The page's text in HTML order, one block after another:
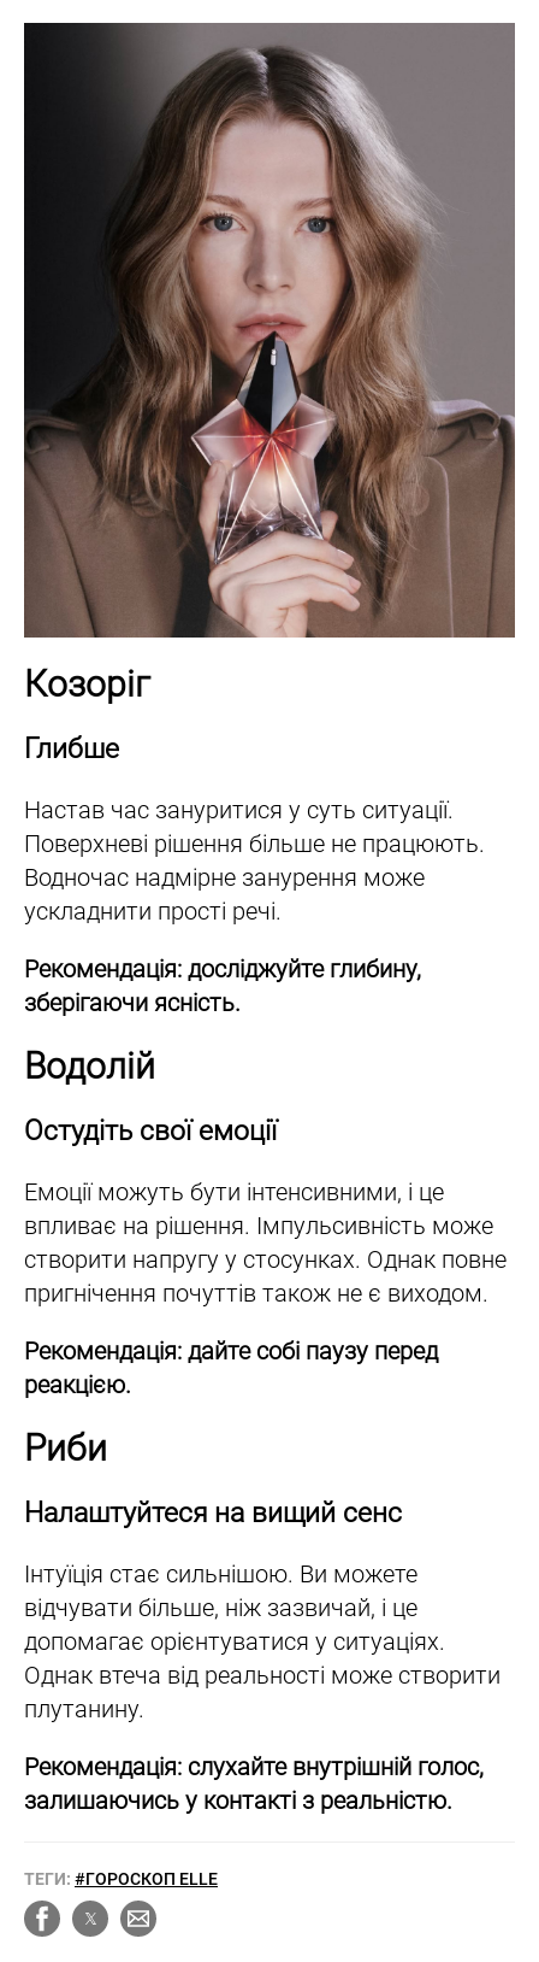
Козоріг
Глибше
Настав час зануритися у суть ситуації.
Поверхневі рішення більше не працюють.
Водночас надмірне занурення може
ускладнити прості речі.
Рекомендація: досліджуйте глибину,
зберігаючи ясність.
Водолій
Остудіть свої емоції
Емоції можуть бути інтенсивними, і це
впливає на рішення. Імпульсивність може
створити напругу у стосунках. Однак повне
пригнічення почуттів також не є виходом.
Рекомендація: дайте собі паузу перед
реакцією.
Риби
Налаштуйтеся на вищий сенс
Інтуїція стає сильнішою. Ви можете
відчувати більше, ніж зазвичай, і це
допомагає орієнтуватися у ситуаціях.
Однак втеча від реальності може створити
плутанину.
Рекомендація: слухайте внутрішній голос,
залишаючись у контакті з реальністю.
ТЕГИ: #ГОРОСКОП ELLE